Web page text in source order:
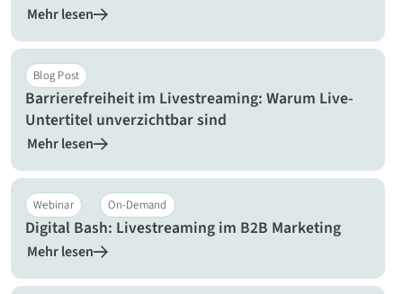
Mehr lesen
Blog Post
Barrierefreiheit im Livestreaming: Warum Live-
Untertitel unverzichtbar sind
Mehr lesen
Webinar On-Demand
Digital Bash: Livestreaming im B2B Marketing
Mehr lesen